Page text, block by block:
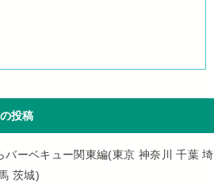
投稿
バーベキュー関東編(東京 神奈川 千葉 埼
茨城)